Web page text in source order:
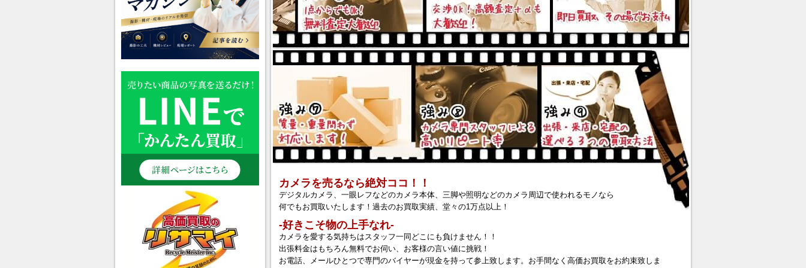
カメラを売るなら絶対ココ！！
デジタルカメラ、一眼レフなどのカメラ本体、三脚や照明などのカメラ周辺で使われるモノなら
何でもお買取いたします！過去のお買取実績、堂々の1万点以上！
‐好きこそ物の上手なれ‐
カメラを愛する気持ちはスタッフ一同どこにも負けません！！
出張料金はもちろん無料でお伺い、お客様の言い値に挑戦！
お電話、メールひとつで専門のバイヤーが現金を持って参上致します。お手間なく高価お買取をお約束致しま